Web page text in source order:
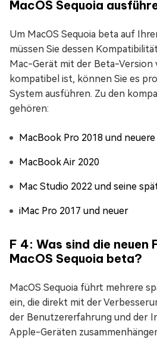
MacOS Sequoia
Um MacOS Sequoia beta auf
müssen Sie dessen
Mac-Gerät mit der Beta-Version
kompatibel ist, können Sie es
System ausführen. Zu den
gehören:
MacBook Pro 2018 und
MacBook Air 2020
Mac Studio 2022 und seine
iMac Pro 2017 und neuer
F 4: Was sind die neuen
MacOS Sequoia beta?
MacOS Sequoia führt mehrere
ein, die direkt mit der
der Benutzererfahrung und der
Apple-Geräten